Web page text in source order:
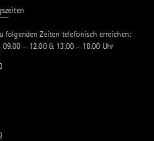
folgenden Zeiten telefonisch erreichen:
09.00 – 12.00 & 13.00 – 18.00 Uhr